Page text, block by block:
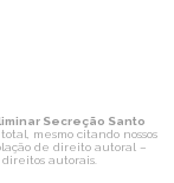
Secreção Santo
mesmo citando nossos
de direito autoral –
direitos autorais.